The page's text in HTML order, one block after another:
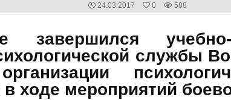
PUBLISHED
DATE:
24.03.2017 0 588
завершился учебно-
службы
ходе мероприятий